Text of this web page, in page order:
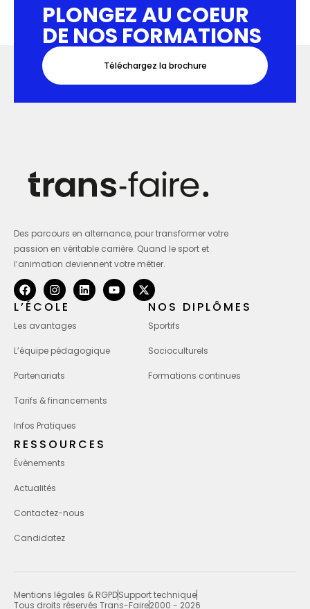
PLONGEZ AU COEUR
DE NOS FORMATIONS
Téléchargez la brochure
Des parcours en alternance, pour transformer votre
passion en véritable carrière. Quand le sport et
l’animation deviennent votre métier.
L’ÉCOLE
Les avantages
L’équipe pédagogique
Partenariats
Tarifs & financements
Infos Pratiques
NOS DIPLÔMES
Sportifs
Socioculturels
Formations continues
RESSOURCES
Évènements
Actualités
Contactez-nous
Candidatez
Mentions légales & RGPDSupport technique
Tous droits réservés Trans-Faire2000 - 2026